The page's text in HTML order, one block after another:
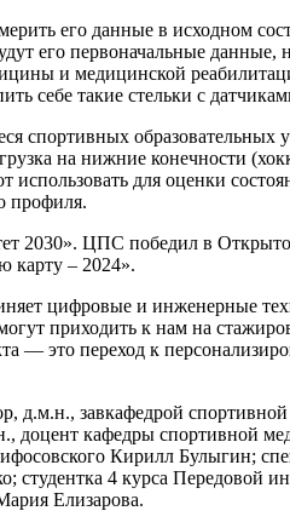
его данные в исходном
его первоначальные
и медицинской
себе такие стельки с
спортивных образовательных
на нижние конечности
для оценки
профиля.
2030». ЦПС победил в
карту – 2024».
цифровые и инженерные
приходить к нам на
это переход к
д.м.н., завкафедрой
доцент кафедры спортивной
Кирилл Булыгин;
4 курса Передовой
Елизарова.